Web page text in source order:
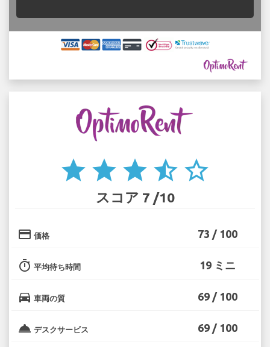
star star star star_half star_border
スコア 7 /10
credit_card 価格 73 / 100
timer 平均待ち時間 19 ミニ
directions_car 車両の質 69 / 100
room_service デスクサービス 69 / 100